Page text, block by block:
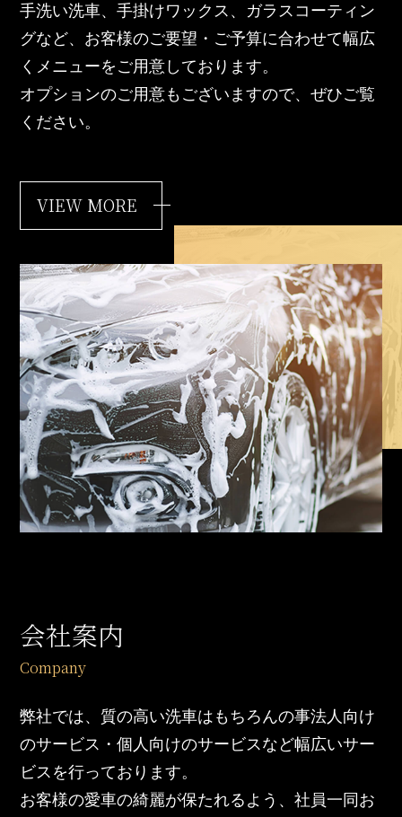
手洗い洗車、手掛けワックス、ガラスコーティン
グなど、お客様のご要望・ご予算に合わせて幅広
くメニューをご用意しております。
オプションのご用意もございますので、ぜひご覧
ください。
VIEW MORE
会社案内
弊社では、質の高い洗車はもちろんの事法人向け
のサービス・個人向けのサービスなど幅広いサー
ビスを行っております。
お客様の愛車の綺麗が保たれるよう、社員一同お